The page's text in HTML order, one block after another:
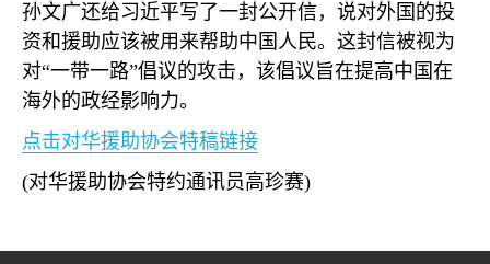
孙文广还给习近平写了一封公开信，说对外国的投
资和援助应该被用来帮助中国人民。这封信被视为
对“一带一路”倡议的攻击，该倡议旨在提高中国在
海外的政经影响力。
点击对华援助协会特稿链接
(对华援助协会特约通讯员高珍赛)